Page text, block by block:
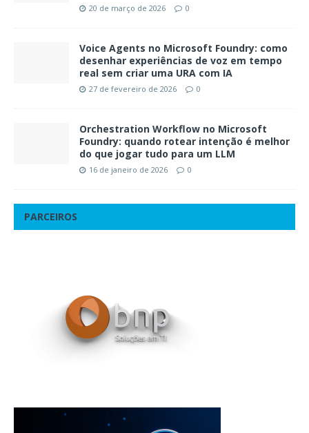
20 de março de 2026 0
Voice Agents no Microsoft Foundry: como
desenhar experiências de voz em tempo
real sem criar uma URA com IA
27 de fevereiro de 2026 0
Orchestration Workflow no Microsoft
Foundry: quando rotear intenção é melhor
do que jogar tudo para um LLM
16 de janeiro de 2026 0
PARCEIROS